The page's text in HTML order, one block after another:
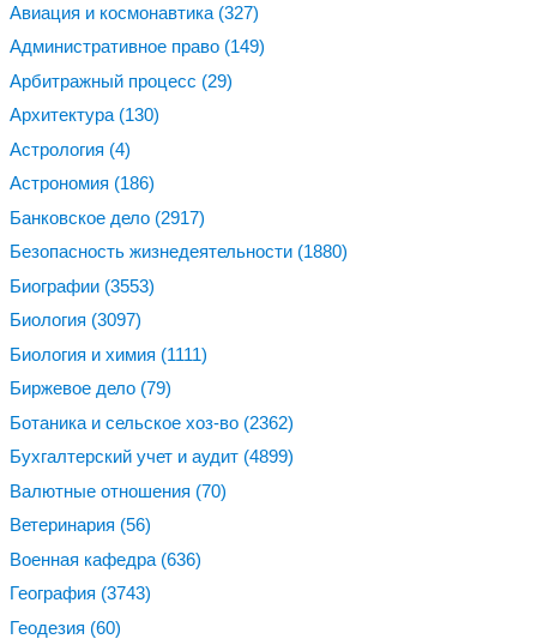
Авиация и космонавтика (327)
Административное право (149)
Арбитражный процесс (29)
Архитектура (130)
Астрология (4)
Астрономия (186)
Банковское дело (2917)
Безопасность жизнедеятельности (1880)
Биографии (3553)
Биология (3097)
Биология и химия (1111)
Биржевое дело (79)
Ботаника и сельское хоз-во (2362)
Бухгалтерский учет и аудит (4899)
Валютные отношения (70)
Ветеринария (56)
Военная кафедра (636)
География (3743)
Геодезия (60)